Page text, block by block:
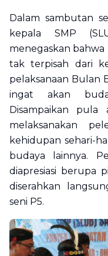
Dalam sambutan
kepala SMP
menegaskan
tak terpisah dari
pelaksanaan Bulan
ingat akan
Disampaikan
melaksanakan
kehidupan sehari-
budaya lainnya.
diapresiasi berupa
diserahkan
seni P5.